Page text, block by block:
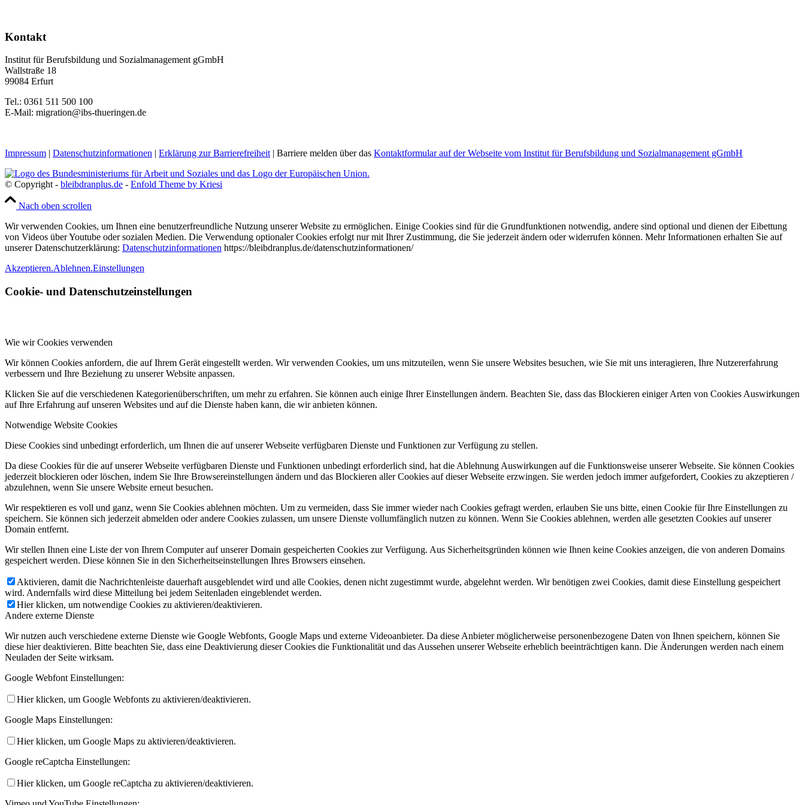
Kontakt
Institut für Berufsbildung und Sozialmanagement gGmbH
Wallstraße 18
99084 Erfurt
Tel.: 0361 511 500 100
E-Mail: migration@ibs-thueringen.de
Impressum | Datenschutzinformationen | Erklärung zur Barrierefreiheit| Barriere melden über das Kontaktformular auf der Webseite vom Institut für Berufsbildung und Sozialmanagement gGmbH
© Copyright - bleibdranplus.de - Enfold Theme by Kriesi
Nach oben scrollen
Wir verwenden Cookies, um Ihnen eine benutzerfreundliche Nutzung unserer Website zu ermöglichen. Einige Cookies sind für die Grundfunktionen notwendig, andere sind optional und dienen der Eibettung
von Videos über Youtube oder sozialen Medien. Die Verwendung optionaler Cookies erfolgt nur mit Ihrer Zustimmung, die Sie jederzeit ändern oder widerrufen können. Mehr Informationen erhalten Sie auf
unserer Datenschutzerklärung: Datenschutzinformationen https://bleibdranplus.de/datenschutzinformationen/
Akzeptieren.Ablehnen.Einstellungen
Cookie- und Datenschutzeinstellungen
Wie wir Cookies verwenden
Wir können Cookies anfordern, die auf Ihrem Gerät eingestellt werden. Wir verwenden Cookies, um uns mitzuteilen, wenn Sie unsere Websites besuchen, wie Sie mit uns interagieren, Ihre Nutzererfahrung
verbessern und Ihre Beziehung zu unserer Website anpassen.
Klicken Sie auf die verschiedenen Kategorienüberschriften, um mehr zu erfahren. Sie können auch einige Ihrer Einstellungen ändern. Beachten Sie, dass das Blockieren einiger Arten von Cookies Auswirkungen
auf Ihre Erfahrung auf unseren Websites und auf die Dienste haben kann, die wir anbieten können.
Notwendige Website Cookies
Diese Cookies sind unbedingt erforderlich, um Ihnen die auf unserer Webseite verfügbaren Dienste und Funktionen zur Verfügung zu stellen.
Da diese Cookies für die auf unserer Webseite verfügbaren Dienste und Funktionen unbedingt erforderlich sind, hat die Ablehnung Auswirkungen auf die Funktionsweise unserer Webseite. Sie können Cookies
jederzeit blockieren oder löschen, indem Sie Ihre Browsereinstellungen ändern und das Blockieren aller Cookies auf dieser Webseite erzwingen. Sie werden jedoch immer aufgefordert, Cookies zu akzeptieren /
abzulehnen, wenn Sie unsere Website erneut besuchen.
Wir respektieren es voll und ganz, wenn Sie Cookies ablehnen möchten. Um zu vermeiden, dass Sie immer wieder nach Cookies gefragt werden, erlauben Sie uns bitte, einen Cookie für Ihre Einstellungen zu
speichern. Sie können sich jederzeit abmelden oder andere Cookies zulassen, um unsere Dienste vollumfänglich nutzen zu können. Wenn Sie Cookies ablehnen, werden alle gesetzten Cookies auf unserer
Domain entfernt.
Wir stellen Ihnen eine Liste der von Ihrem Computer auf unserer Domain gespeicherten Cookies zur Verfügung. Aus Sicherheitsgründen können wie Ihnen keine Cookies anzeigen, die von anderen Domains
gespeichert werden. Diese können Sie in den Sicherheitseinstellungen Ihres Browsers einsehen.
Aktivieren, damit die Nachrichtenleiste dauerhaft ausgeblendet wird und alle Cookies, denen nicht zugestimmt wurde, abgelehnt werden. Wir benötigen zwei Cookies, damit diese Einstellung gespeichert
wird. Andernfalls wird diese Mitteilung bei jedem Seitenladen eingeblendet werden.
Hier klicken, um notwendige Cookies zu aktivieren/deaktivieren.
Andere externe Dienste
Wir nutzen auch verschiedene externe Dienste wie Google Webfonts, Google Maps und externe Videoanbieter. Da diese Anbieter möglicherweise personenbezogene Daten von Ihnen speichern, können Sie
diese hier deaktivieren. Bitte beachten Sie, dass eine Deaktivierung dieser Cookies die Funktionalität und das Aussehen unserer Webseite erheblich beeinträchtigen kann. Die Änderungen werden nach einem
Neuladen der Seite wirksam.
Google Webfont Einstellungen:
Hier klicken, um Google Webfonts zu aktivieren/deaktivieren.
Google Maps Einstellungen:
Hier klicken, um Google Maps zu aktivieren/deaktivieren.
Google reCaptcha Einstellungen:
Hier klicken, um Google reCaptcha zu aktivieren/deaktivieren.